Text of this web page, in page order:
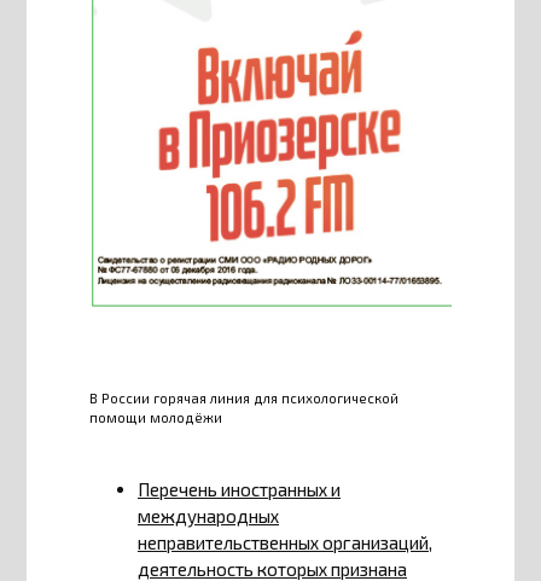
В России горячая линия для психологической
помощи молодёжи
Перечень иностранных и
международных
неправительственных организаций,
деятельность которых признана